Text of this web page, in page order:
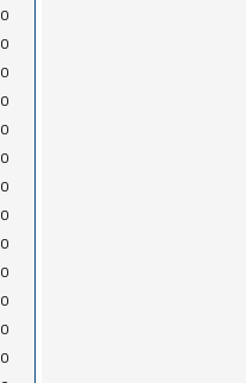
0
0
0
0
0
0
0
0
0
0
0
0
0